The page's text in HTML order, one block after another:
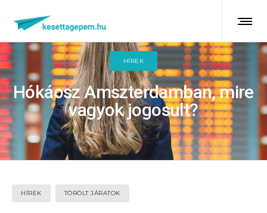
HÍREK
Hókáosz Amszterdamban, mire
vagyok jogosult?
HÍREK TÖRÖLT JÁRATOK